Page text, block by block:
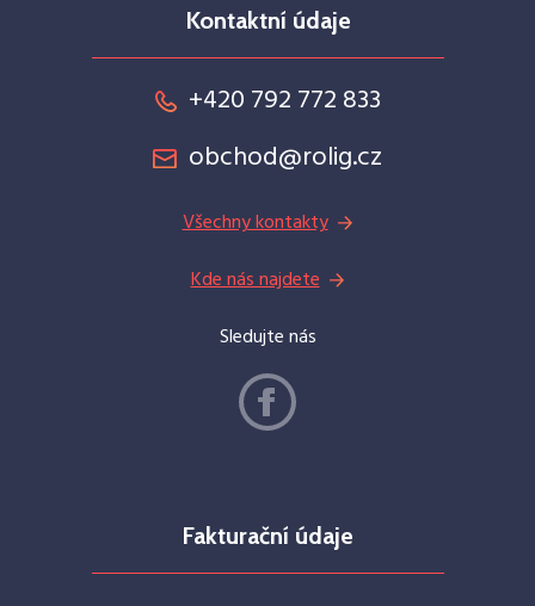
Kontaktní údaje
+420 792 772 833
obchod@rolig.cz
Všechny kontakty
Kde nás najdete
Sledujte nás
Fakturační údaje